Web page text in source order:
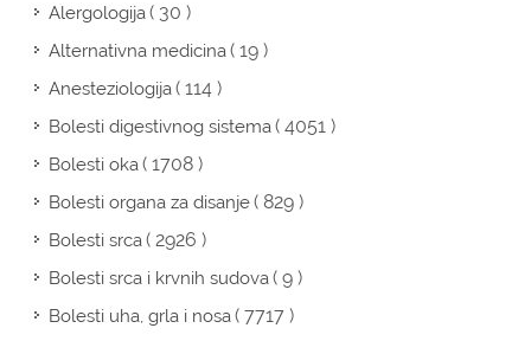
Alergologija( 30 )
Alternativna medicina( 19 )
Anesteziologija( 114 )
Bolesti digestivnog sistema( 4051 )
Bolesti oka( 1708 )
Bolesti organa za disanje( 829 )
Bolesti srca( 2926 )
Bolesti srca i krvnih sudova( 9 )
Bolesti uha, grla i nosa( 7717 )